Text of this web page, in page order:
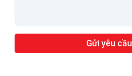
Gửi yêu cầu